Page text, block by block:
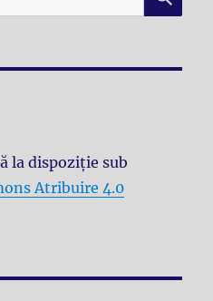
la dispoziţie sub
Atribuire 4.0